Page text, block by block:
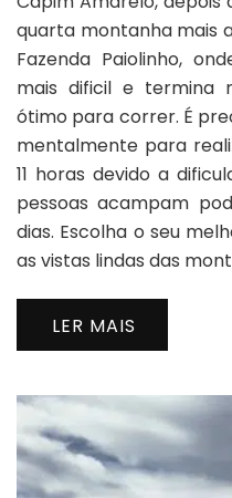
trilha
sensacional
quarta montanha mais
Fazenda Paiolinho,
mais dificil e termina
ótimo para correr. É
mentalmente para
11 horas devido a
pessoas acampam
dias. Escolha o seu
as vistas lindas das
LER MAIS